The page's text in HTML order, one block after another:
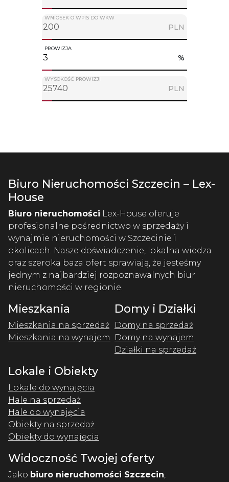
WNIOSEK O WPIS DO WKW
PLN
PROWIZJA
%
WYSOKOŚĆ PROWIZJI
PLN
Biuro Nieruchomości Szczecin – Lex-
House
Biuro nieruchomości Lex-House oferuje
profesjonalne pośrednictwo w sprzedaży i
wynajmie nieruchomości w Szczecinie i
okolicach. Nasze doświadczenie, lokalna wiedza
oraz szeroka baza ofert sprawiają, że jesteśmy
jednym z najbardziej rozpoznawalnych biur
nieruchomości w regionie.
Mieszkania
Mieszkania na sprzedaż
Mieszkania na wynajem
Domy i Działki
Domy na sprzedaż
Domy na wynajem
Działki na sprzedaż
Lokale i Obiekty
Lokale do wynajęcia
Hale na sprzedaż
Hale do wynajęcia
Obiekty na sprzedaż
Obiekty do wynajęcia
Widoczność Twojej oferty
Jako biuro nieruchomości Szczecin,